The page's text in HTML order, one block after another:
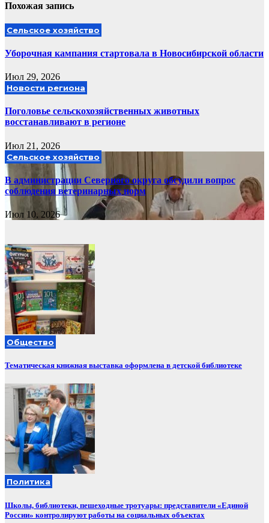
Похожая запись
Сельское хозяйство
Уборочная кампания стартовала в Новосибирской области
Июл 29, 2026
Новости региона
Поголовье сельскохозяйственных животных
восстанавливают в регионе
Июл 21, 2026
Сельское хозяйство
В администрации Северного округа обсудили вопрос
соблюдения ветеринарных норм
Июл 10, 2026
Общество
Тематическая книжная выставка оформлена в детской библиотеке
Политика
Школы, библиотеки, пешеходные тротуары: представители «Единой
России» контролируют работы на социальных объектах